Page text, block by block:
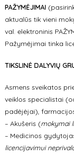
PAŽYMĖJIMAI
aktualūs tik vieni
val. elektroninis
Pažymėjimai tinka
TIKSLINĖ DALYVIŲ
Asmens sveikatos
veiklos specialistai
padėjėjai),
– Akušeris (mokymai
– Medicinos
licencijavimui